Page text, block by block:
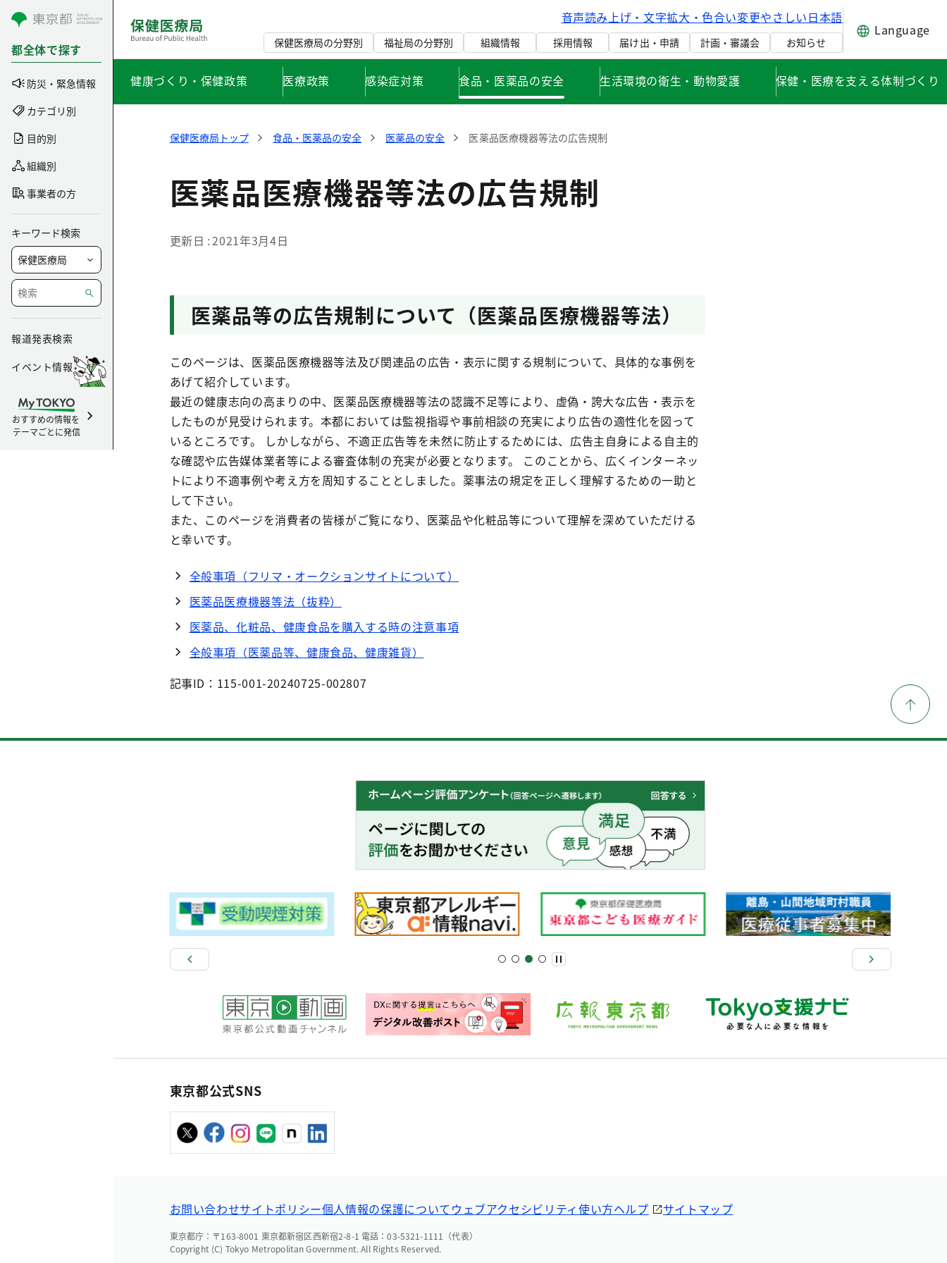
コンテンツにスキップ
都全体で探す
防災・緊急情報
カテゴリ別
目的別
組織別
事業者の方
キーワード検索
報道発表検索
イベント情報
おすすめの情報を
テーマごとに発信
音声読み上げ・文字拡大・色合い変更やさしい日本語
保健医療局の分野別 福祉局の分野別 組織情報 採用情報 届け出・申請 計画・審議会 お知らせ
Language
健康づくり・保健政策 医療政策 感染症対策 食品・医薬品の安全 生活環境の衛生・動物愛護 保健・医療を支える体制づくり
保健医療局トップ 食品・医薬品の安全 医薬品の安全 医薬品医療機器等法の広告規制
医薬品医療機器等法の広告規制
更新日 2021年3月4日
医薬品等の広告規制について（医薬品医療機器等法）
このページは、医薬品医療機器等法及び関連品の広告・表示に関する規制について、具体的な事例を
あげて紹介しています。
最近の健康志向の高まりの中、医薬品医療機器等法の認識不足等により、虚偽・誇大な広告・表示を
したものが見受けられます。本都においては監視指導や事前相談の充実により広告の適性化を図って
いるところです。 しかしながら、不適正広告等を未然に防止するためには、広告主自身による自主的
な確認や広告媒体業者等による審査体制の充実が必要となります。 このことから、広くインターネッ
トにより不適事例や考え方を周知することとしました。薬事法の規定を正しく理解するための一助と
して下さい。
また、このページを消費者の皆様がご覧になり、医薬品や化粧品等について理解を深めていただける
と幸いです。
全般事項（フリマ・オークションサイトについて）
医薬品医療機器等法（抜粋）
医薬品、化粧品、健康食品を購入する時の注意事項
全般事項（医薬品等、健康食品、健康雑貨）
記事ID：115-001-20240725-002807
東京都公式SNS
お問い合わせサイトポリシー個人情報の保護についてウェブアクセシビリティ使い方ヘルプ サイトマップ
東京都庁：〒163-8001 東京都新宿区西新宿2-8-1 電話：03-5321-1111（代表）
Copyright (C) Tokyo Metropolitan Government. All Rights Reserved.